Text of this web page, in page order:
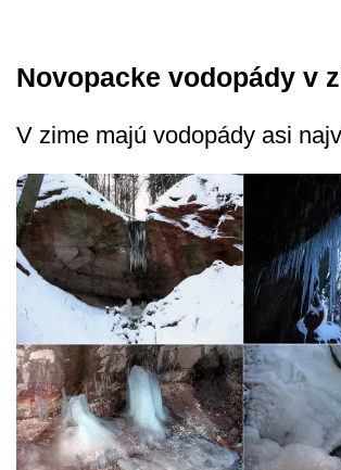
Novopacke vodopády v
V zime majú vodopády asi